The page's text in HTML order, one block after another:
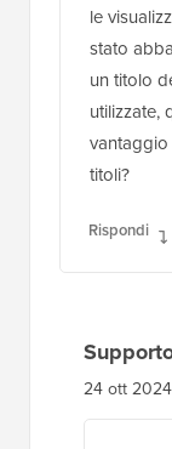
le
stato
un titolo
utilizzate,
titoli?
Rispondi
24 ott